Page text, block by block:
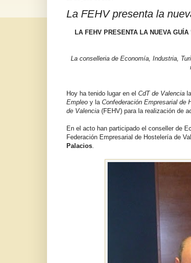
La FEHV presenta la
LA FEHV PRESENTA LA NUEVA
La conselleria de Economía, Industria,
Hoy ha tenido lugar en el CdT de Valencia
Empleo y la Confederación Empresarial de
de Valencia (FEHV) para la realización de
En el acto han participado el conseller de
Federación Empresarial de Hostelería de
Palacios